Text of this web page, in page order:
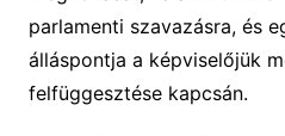
parlamenti szavazásra, és
álláspontja a képviselőjük
felfüggesztése kapcsán.